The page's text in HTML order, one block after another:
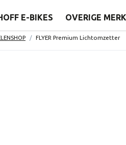
E-BIKES OVERIGE
FLYER Premium Lichtomzetter